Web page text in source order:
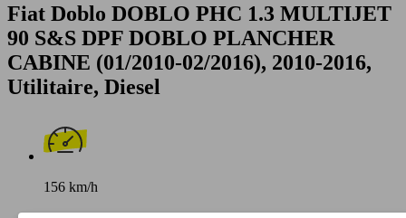
Fiat Doblo DOBLO PHC 1.3 MULTIJET
90 S&S DPF DOBLO PLANCHER
CABINE (01/2010-02/2016), 2010-2016,
Utilitaire, Diesel
156 km/h